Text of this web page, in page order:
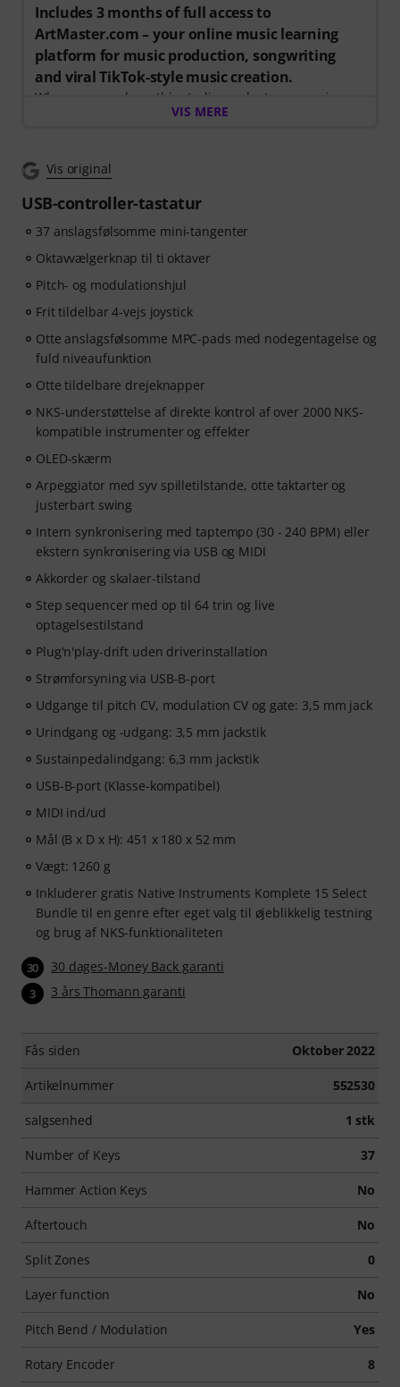
Includes 3 months of full access to
ArtMaster.com – your online music learning
platform for music production, songwriting
and viral TikTok-style music creation.
When you purchase this studio product, you receive a
free 3-month voucher worth EUR 59, valid from 15.07.
beat-making, vocal editing, creative workflows and
content-ready sound design.
ArtMaster.com – your e-learning partner created with
industry professionals such as Sam Pounds (Chris
Brown, Dr. Dre), Printz Board (Black Eyed Peas, Justin
Timberlake), and Chris Kasych (Adele, Beck, Pharrell
Williams). Learn from over 500 video lessons designed
for producers, creators and songwriters — covering
DAW production, mixing fundamentals, arrangement,
into release-ready tracks.
VIS MERE
Vis original
USB-controller-tastatur
37 anslagsfølsomme mini-tangenter
Oktavvælgerknap til ti oktaver
Pitch- og modulationshjul
Frit tildelbar 4-vejs joystick
Otte anslagsfølsomme MPC-pads med nodegentagelse og
fuld niveaufunktion
Otte tildelbare drejeknapper
NKS-understøttelse af direkte kontrol af over 2000 NKS-
kompatible instrumenter og effekter
OLED-skærm
Arpeggiator med syv spilletilstande, otte taktarter og
justerbart swing
Intern synkronisering med taptempo (30 - 240 BPM) eller
ekstern synkronisering via USB og MIDI
Akkorder og skalaer-tilstand
Step sequencer med op til 64 trin og live
optagelsestilstand
Plug'n'play-drift uden driverinstallation
Strømforsyning via USB-B-port
Udgange til pitch CV, modulation CV og gate: 3,5 mm jack
Urindgang og -udgang: 3,5 mm jackstik
Sustainpedalindgang: 6,3 mm jackstik
USB-B-port (Klasse-kompatibel)
MIDI ind/ud
Mål (B x D x H): 451 x 180 x 52 mm
Vægt: 1260 g
Inkluderer gratis Native Instruments Komplete 15 Select
Bundle til en genre efter eget valg til øjeblikkelig testning
og brug af NKS-funktionaliteten
30 30 dages-Money Back garanti
3 3 års Thomann garanti
Fås siden Oktober 2022
Artikelnummer 552530
salgsenhed 1 stk
Number of Keys 37
Hammer Action Keys No
Aftertouch No
Split Zones 0
Layer function No
Pitch Bend / Modulation Yes
Rotary Encoder 8